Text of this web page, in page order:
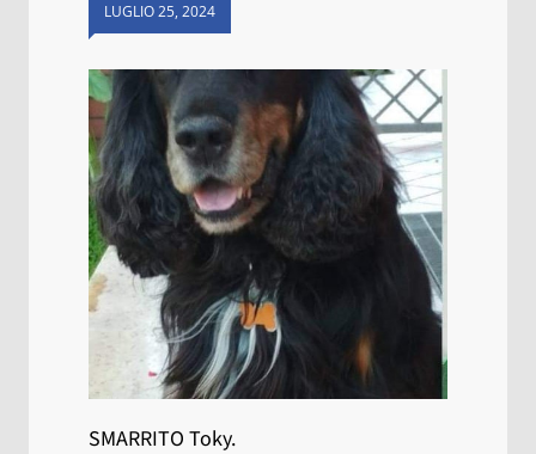
LUGLIO 25, 2024
SMARRITO Toky.